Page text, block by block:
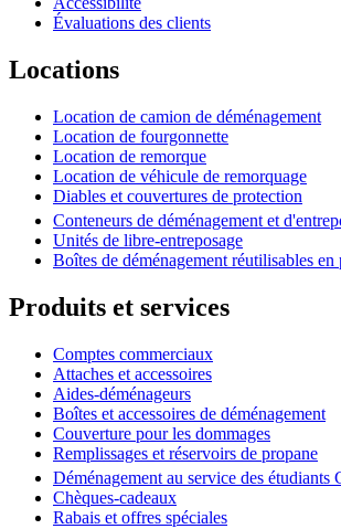
Évaluations des clients
Locations
Location de camion de déménagement
Location de fourgonnette
Location de remorque
Location de véhicule de remorquage
Diables et couvertures de protection
Conteneurs de déménagement et
Unités de libre-entreposage
Boîtes de déménagement réutilisables en
Produits et services
Comptes commerciaux
Attaches et accessoires
Aides-déménageurs
Boîtes et accessoires de déménagement
Couverture pour les dommages
Remplissages et réservoirs de propane
Déménagement au service des étudiants
Chèques-cadeaux
Rabais et offres spéciales